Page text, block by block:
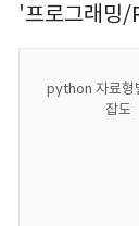
'프로그래
python 자료형
잡도